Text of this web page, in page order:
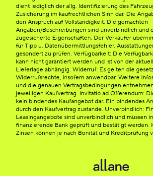
dient lediglich der allg. Identifizierung des
Zusicherung im kaufrechtlichen Sinn dar. Die
den Anspruch auf Vollständigkeit. Die gemachten
Angaben/Beschreibungen sind unverbindlich und
zugesicherte Eigenschaften. Der Verkäufer
für Tipp u. Datenübermittlungsfehler.
gesondert zu prüfen. Verfügbarkeit: Die
kann nicht garantiert werden und ist von der
Lieferlage abhängig. Widerruf: Es gelten die
Widerrufsrechte, insofern anwendbar. Weitere
und die genauen Vertragsbedingungen
jeweiligen Kaufvertrag. Invitatio ad Offerendum:
kein bindendes Kaufangebot dar. Ein bindendes
durch den Kaufvertrag zustande. Unverbindlich:
Leasingangebote sind unverbindlich und müssen
finanzierende Bank geprüft und bestätigt werden.
Zinsen können je nach Bonität und Kreditprüfung